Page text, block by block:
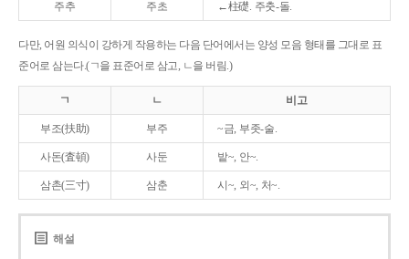
주추 주초 ←柱礎. 주춧-돌.
다만, 어원 의식이 강하게 작용하는 다음 단어에서는 양성 모음 형태를 그대로 표
준어로 삼는다.(ㄱ을 표준어로 삼고, ㄴ을 버림.)
ㄱ ㄴ 비고
부조(扶助) 부주 ~금, 부좃-술.
사돈(査頓) 사둔 밭~, 안~.
삼촌(三寸) 삼춘 시~, 외~, 처~.
해설